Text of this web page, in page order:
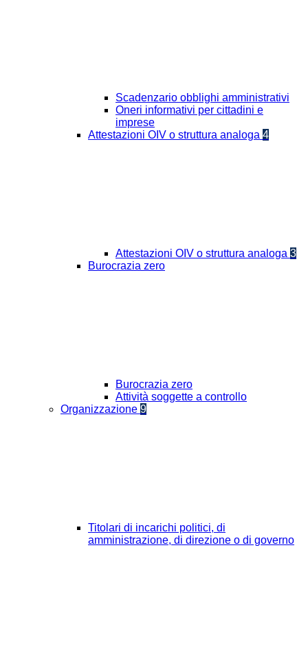
Scadenzario obblighi amministrativi
Oneri informativi per cittadini e
imprese
Attestazioni OIV o struttura analoga 4
Attestazioni OIV o struttura analoga 3
Burocrazia zero
Burocrazia zero
Attività soggette a controllo
Organizzazione 9
Titolari di incarichi politici, di
amministrazione, di direzione o di governo